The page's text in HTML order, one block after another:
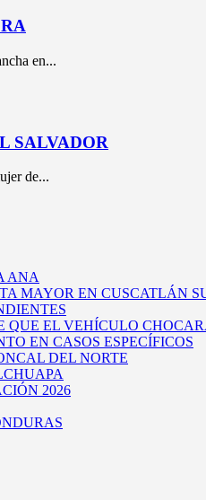
en...
SALVADOR
de...
ANA
MAYOR EN CUSCATLÁN
EL VEHÍCULO
EN CASOS ESPECÍFICOS
DEL NORTE
2026